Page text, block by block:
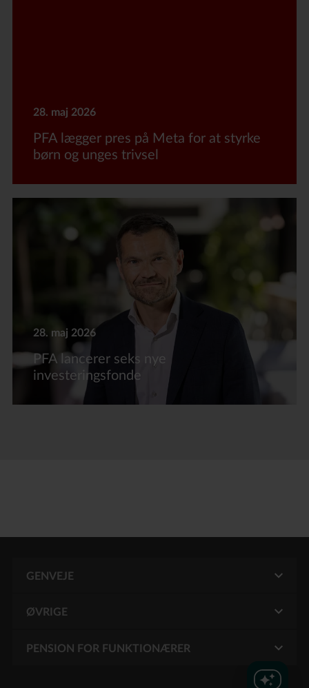
28. maj 2026
PFA lægger pres på Meta for at styrke
børn og unges trivsel
28. maj 2026
PFA lancerer seks nye
investeringsfonde
GENVEJE
Kontakt
Mit PFA
ØVRIGE
Brug af cookies
PENSION FOR FUNKTIONÆRER